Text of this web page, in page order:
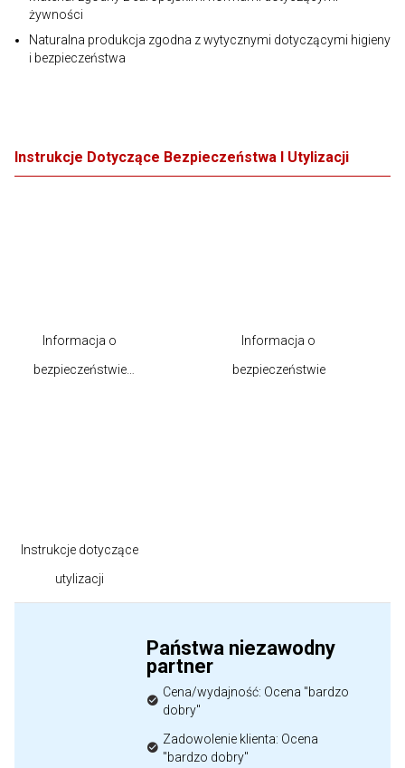
żywności
Naturalna produkcja zgodna z wytycznymi dotyczącymi higieny
i bezpieczeństwa
Instrukcje Dotyczące Bezpieczeństwa I Utylizacji
Informacja o
bezpieczeństwie
Informacja o
bezpieczeństwie
Instrukcje dotyczące
utylizacji
Państwa niezawodny
partner
Cena/wydajność: Ocena "bardzo
dobry"
Zadowolenie klienta: Ocena
"bardzo dobry"